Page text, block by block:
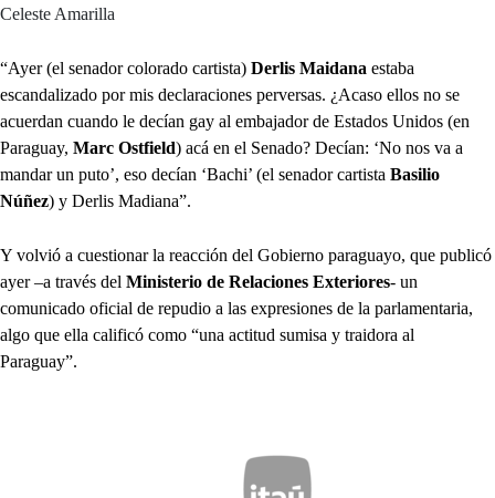
Celeste Amarilla
“Ayer (el senador colorado cartista) Derlis Maidana estaba
escandalizado por mis declaraciones perversas. ¿Acaso ellos no se
acuerdan cuando le decían gay al embajador de Estados Unidos (en
Paraguay, Marc Ostfield) acá en el Senado? Decían: ‘No nos va a
mandar un puto’, eso decían ‘Bachi’ (el senador cartista Basilio
Núñez) y Derlis Madiana”.
Y volvió a cuestionar la reacción del Gobierno paraguayo, que publicó
ayer –a través del Ministerio de Relaciones Exteriores- un
comunicado oficial de repudio a las expresiones de la parlamentaria,
algo que ella calificó como “una actitud sumisa y traidora al
Paraguay”.